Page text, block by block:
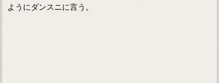
ようにダンスニに言う。